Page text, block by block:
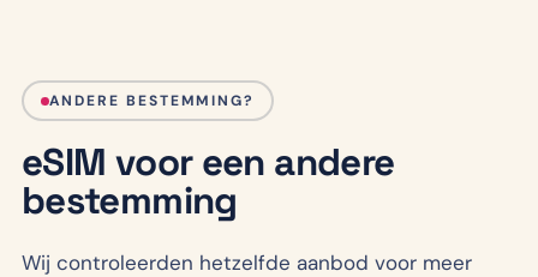
ANDERE BESTEMMING?
eSIM voor een andere
bestemming
Wij controleerden hetzelfde aanbod voor meer